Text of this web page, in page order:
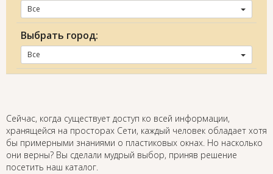
Все
Выбрать город:
Все
Сейчас, когда существует доступ ко всей информации,
хранящейся на просторах Сети, каждый человек обладает хотя
бы примерными знаниями о пластиковых окнах. Но насколько
они верны? Вы сделали мудрый выбор, приняв решение
посетить наш каталог.